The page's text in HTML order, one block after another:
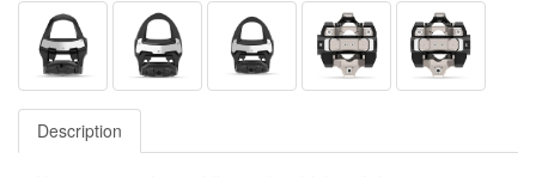
Description